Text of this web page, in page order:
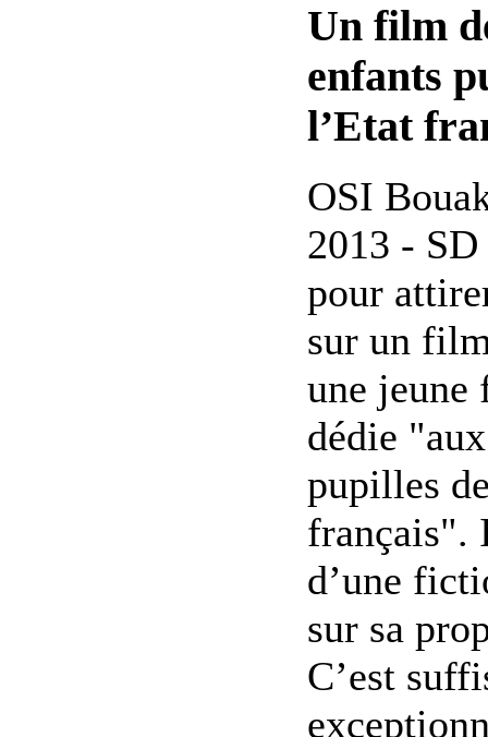
Un film
enfants
l’Etat
OSI
2013 -
pour
sur un
une jeune
dédie
pupilles
français".
d’une
sur sa
C’est